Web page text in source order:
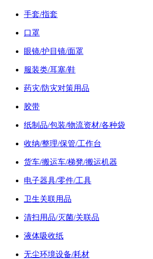
手套/指套
口罩
眼镜/护目镜/面罩
服装类/耳塞/鞋
药灾/防灾对策用品
胶带
纸制品/包装/物流资材/各种袋
收纳/整理/保管/工作台
货车/搬运车/梯凳/搬运机器
电子器具/零件/工具
卫生关联用品
清扫用品/灭菌/关联品
液体吸收纸
无尘环境设备/耗材